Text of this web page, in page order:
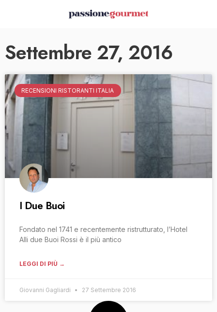
Settembre 27, 2016
RECENSIONI RISTORANTI ITALIA
I Due Buoi
Fondato nel 1741 e recentemente ristrutturato, l’Hotel
Alli due Buoi Rossi è il più antico
LEGGI DI PIÙ →
Giovanni Gagliardi 27 Settembre 2016